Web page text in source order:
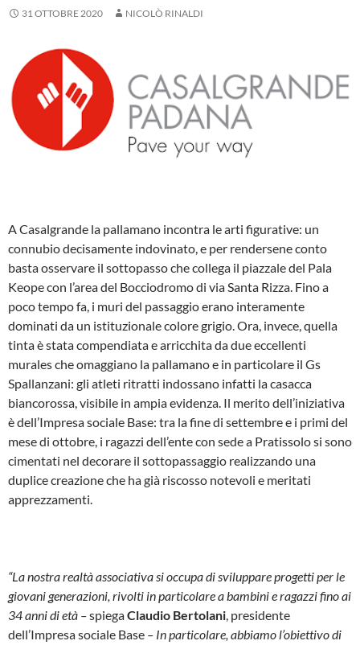
31 OTTOBRE 2020 NICOLÒ RINALDI
A Casalgrande la pallamano incontra le arti figurative: un
connubio decisamente indovinato, e per rendersene conto
basta osservare il sottopasso che collega il piazzale del Pala
Keope con l’area del Bocciodromo di via Santa Rizza. Fino a
poco tempo fa, i muri del passaggio erano interamente
dominati da un istituzionale colore grigio. Ora, invece, quella
tinta è stata compendiata e arricchita da due eccellenti
murales che omaggiano la pallamano e in particolare il Gs
Spallanzani: gli atleti ritratti indossano infatti la casacca
biancorossa, visibile in ampia evidenza. Il merito dell’iniziativa
è dell’Impresa sociale Base: tra la fine di settembre e i primi del
mese di ottobre, i ragazzi dell’ente con sede a Pratissolo si sono
cimentati nel decorare il sottopassaggio realizzando una
duplice creazione che ha già riscosso notevoli e meritati
apprezzamenti.
“La nostra realtà associativa si occupa di sviluppare progetti per le
giovani generazioni, rivolti in particolare a bambini e ragazzi fino ai
34 anni di età –spiegaClaudio Bertolani, presidente
dell’Impresa sociale Base – In particolare, abbiamo l’obiettivo di